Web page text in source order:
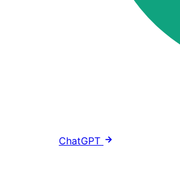
ChatGPT